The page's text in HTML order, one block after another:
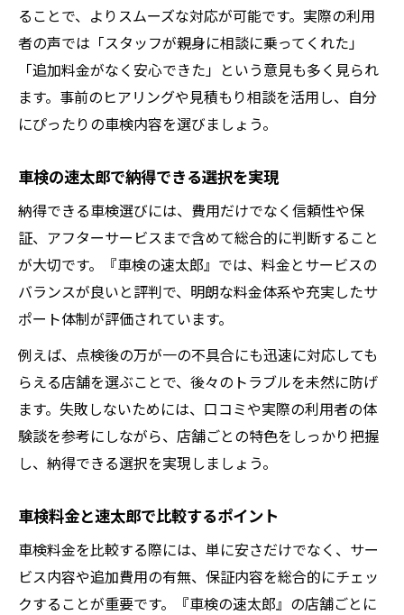
ることで、よりスムーズな対応が可能です。実際の利用
者の声では「スタッフが親身に相談に乗ってくれた」
「追加料金がなく安心できた」という意見も多く見られ
ます。事前のヒアリングや見積もり相談を活用し、自分
にぴったりの車検内容を選びましょう。
車検の速太郎で納得できる選択を実現
納得できる車検選びには、費用だけでなく信頼性や保
証、アフターサービスまで含めて総合的に判断すること
が大切です。『車検の速太郎』では、料金とサービスの
バランスが良いと評判で、明朗な料金体系や充実したサ
ポート体制が評価されています。
例えば、点検後の万が一の不具合にも迅速に対応しても
らえる店舗を選ぶことで、後々のトラブルを未然に防げ
ます。失敗しないためには、口コミや実際の利用者の体
験談を参考にしながら、店舗ごとの特色をしっかり把握
し、納得できる選択を実現しましょう。
車検料金と速太郎で比較するポイント
車検料金を比較する際には、単に安さだけでなく、サー
ビス内容や追加費用の有無、保証内容を総合的にチェッ
クすることが重要です。『車検の速太郎』の店舗ごとに